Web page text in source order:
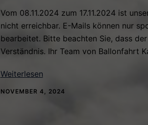
Vom 08.11.2024 zum 17.11.2024 ist
nicht erreichbar. E-Mails können nur
bearbeitet. Bitte beachten Sie, dass
Verständnis. Ihr Team von Ballonfahrt
Weiterlesen
NOVEMBER 4, 2024